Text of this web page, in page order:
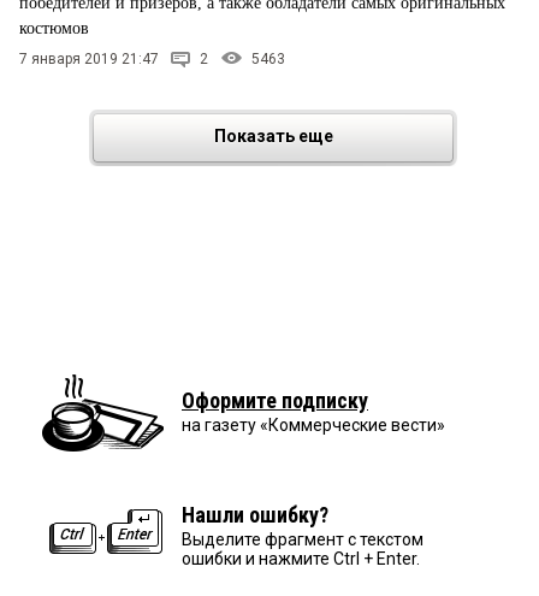
костюмов
7 января 2019 21:47 2 5463
Показать еще
Оформите подписку
на газету «Коммерческие вести»
Нашли ошибку?
Выделите фрагмент с текстом
ошибки и нажмите Ctrl + Enter.